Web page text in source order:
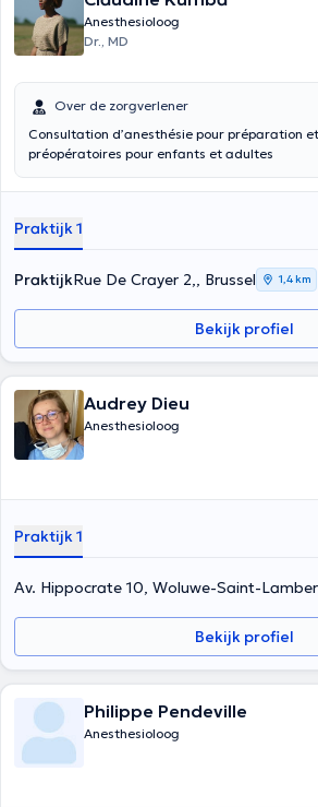
Anesthesioloog
Dr., MD
Over de zorgverlener
Consultation d’anesthésie pour préparation
préopératoires pour enfants et adultes
Praktijk 1
PraktijkRue De Crayer 2,, Brussel 1,4 km
Bekijk profiel
Audrey Dieu
Anesthesioloog
Praktijk 1
Av. Hippocrate 10, Woluwe-Saint-
Bekijk profiel
Philippe Pendeville
Anesthesioloog